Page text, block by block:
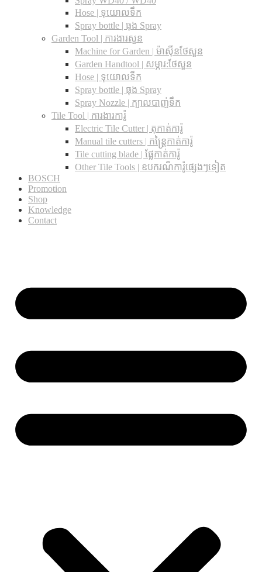
Hose | ទុយោលទឹក
Spray bottle | ធុង Spray
Garden Tool | ការងារសួន
Machine for Garden | ម៉ាស៊ីនថែសួន
Garden Handtool | សម្ភារ:ថែសួន
Hose | ទុយោលទឹក
Spray bottle | ធុង Spray
Spray Nozzle | ក្បាលបាញ់ទឹក
Tile Tool | ការងារការ៉ូ
Electric Tile Cutter | តុកាត់ការ៉ូ
Manual tile cutters | កន្ត្រៃកាត់ការ៉ូ
Tile cutting blade | ផ្លែកាត់ការ៉ូ
Other Tile Tools | ឧបករណ៏ការ៉ូផ្សេងៗទៀត
BOSCH
Promotion
Shop
Knowledge
Contact